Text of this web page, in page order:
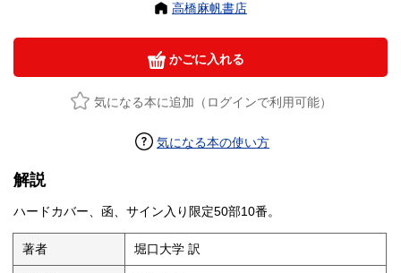
高橋麻帆書店
かごに入れる
気になる本に追加（ログインで利用可能）
気になる本の使い方
解説
ハードカバー、函、サイン入り限定50部10番。
著者 堀口大学 訳